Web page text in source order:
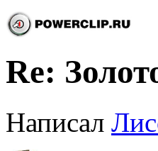
Re:
Написал